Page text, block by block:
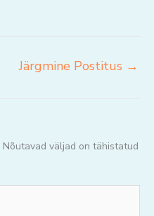
Järgmine Postitus →
Nõutavad väljad on tähistatud